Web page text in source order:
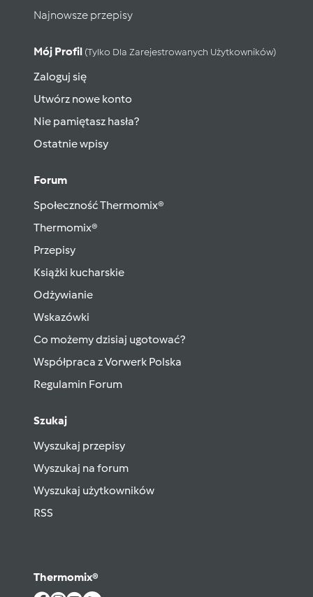
Najnowsze przepisy
Mój Profil (tylko Dla Zarejestrowanych Użytkowników)
Zaloguj się
Utwórz nowe konto
Nie pamiętasz hasła?
Ostatnie wpisy
Forum
Społeczność Thermomix®
Thermomix®
Przepisy
Książki kucharskie
Odżywianie
Wskazówki
Co możemy dzisiaj ugotować?
Współpraca z Vorwerk Polska
Regulamin Forum
Szukaj
Wyszukaj przepisy
Wyszukaj na forum
Wyszukaj użytkowników
RSS
Thermomix®